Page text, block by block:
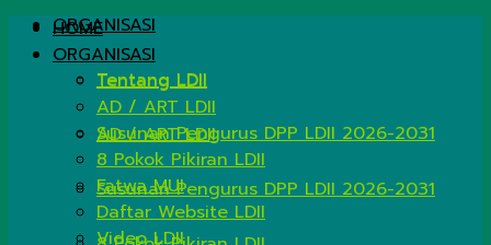
ORGANISASI
Tentang LDII
AD / ART LDII
Susunan Pengurus DPP LDII 2026-2031
HOME
ORGANISASI
Tentang LDII
AD / ART LDII
Susunan Pengurus DPP LDII 2026-2031
8 Pokok Pikiran LDII
Fatwa MUI
Daftar Website LDII
Video LDII